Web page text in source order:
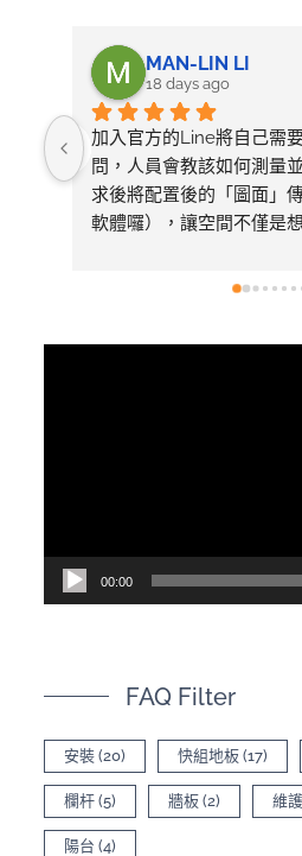
MAN-LIN LI
18 days ago
加入官方的Line將自己需
問，人員會教該如何測量
求後將配置後的「圖面」
軟體囉），讓空間不僅是
採訪總公司，內容有詳細
00:00
FAQ Filter
安裝 (20) 快組地板 (17)
欄杆 (5) 牆板 (2) 維護
陽台 (4)